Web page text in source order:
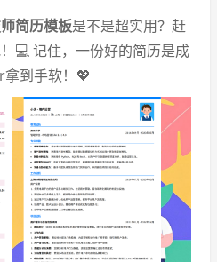
简历模板是不是超实用？赶
💻 记住，一份好的简历是成
到手软！💖